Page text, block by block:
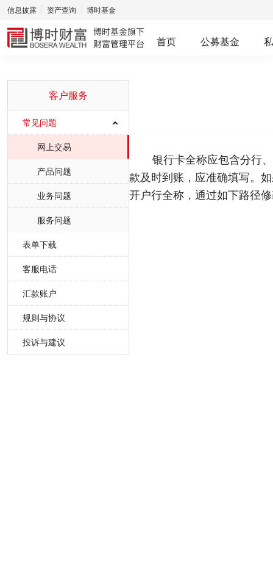
信息披露 资产查询 博时基金
首页 公募基金
客户服务
常见问题
网上交易
产品问题
业务问题
服务问题
表单下载
客服电话
汇款账户
规则与协议
投诉与建议
银行卡全称应包含分行
款及时到账，应准确填写。
开户行全称，通过如下路径